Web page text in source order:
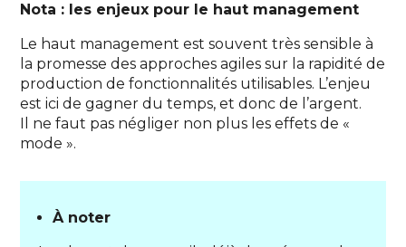
Nota : les enjeux pour le haut management
Le haut management est souvent très sensible à
la promesse des approches agiles sur la rapidité de
production de fonctionnalités utilisables. L’enjeu
est ici de gagner du temps, et donc de l’argent.
Il ne faut pas négliger non plus les effets de «
mode ».
À noter